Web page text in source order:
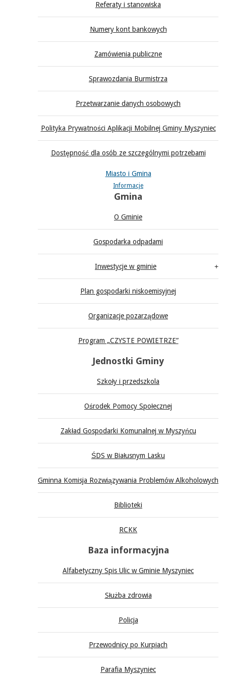
Referaty i stanowiska
Numery kont bankowych
Zamówienia publiczne
Sprawozdania Burmistrza
Przetwarzanie danych osobowych
Polityka Prywatności Aplikacji Mobilnej Gminy Myszyniec
Dostępność dla osób ze szczególnymi potrzebami
Miasto i Gmina
Informacje
Gmina
O Gminie
Gospodarka odpadami
Inwestycje w gminie
Plan gospodarki niskoemisyjnej
Organizacje pozarządowe
Program „CZYSTE POWIETRZE”
Jednostki Gminy
Szkoły i przedszkola
Ośrodek Pomocy Społecznej
Zakład Gospodarki Komunalnej w Myszyńcu
ŚDS w Białusnym Lasku
Gminna Komisja Rozwiązywania Problemów Alkoholowych
Biblioteki
RCKK
Baza informacyjna
Alfabetyczny Spis Ulic w Gminie Myszyniec
Służba zdrowia
Policja
Przewodnicy po Kurpiach
Parafia Myszyniec